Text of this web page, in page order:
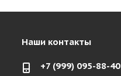
Наши контакты
+7 (999) 095-88-40